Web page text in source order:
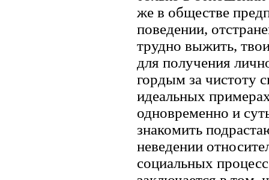
же в обществе
поведении,
трудно выжить,
для получения
гордым за чистоту
идеальных
одновременно и
знакомить
неведении
социальных